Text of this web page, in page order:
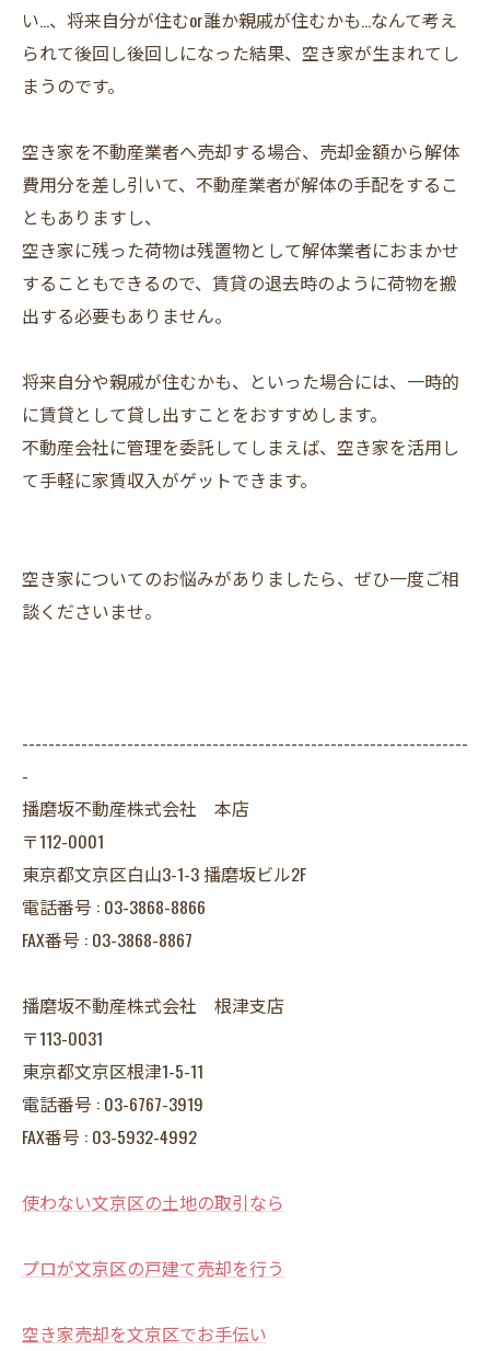
い…、将来自分が住むor誰か親戚が住むかも…なんて考え
られて後回し後回しになった結果、空き家が生まれてし
まうのです。
空き家を不動産業者へ売却する場合、売却金額から解体
費用分を差し引いて、不動産業者が解体の手配をするこ
ともありますし、
空き家に残った荷物は残置物として解体業者におまかせ
することもできるので、賃貸の退去時のように荷物を搬
出する必要もありません。
将来自分や親戚が住むかも、といった場合には、一時的
に賃貸として貸し出すことをおすすめします。
不動産会社に管理を委託してしまえば、空き家を活用し
て手軽に家賃収入がゲットできます。
空き家についてのお悩みがありましたら、ぜひ一度ご相
談くださいませ。
--------------------------------------------------------------------
-
播磨坂不動産株式会社 本店
〒112-0001
東京都文京区白山3-1-3 播磨坂ビル2F
電話番号 : 03-3868-8866
FAX番号 : 03-3868-8867
播磨坂不動産株式会社 根津支店
〒113-0031
東京都文京区根津1-5-11
電話番号 : 03-6767-3919
FAX番号 : 03-5932-4992
使わない文京区の土地の取引なら
プロが文京区の戸建て売却を行う
空き家売却を文京区でお手伝い